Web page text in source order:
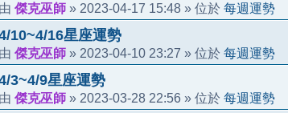
由 傑克巫師 » 2023-04-17 15:48 » 位於 每週運勢
10~4/16星座運勢
由 傑克巫師 » 2023-04-10 23:27 » 位於 每週運勢
3~4/9星座運勢
由 傑克巫師 » 2023-03-28 22:56 » 位於 每週運勢